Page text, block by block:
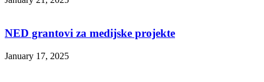
NED grantovi za medijske projekte
January 17, 2025